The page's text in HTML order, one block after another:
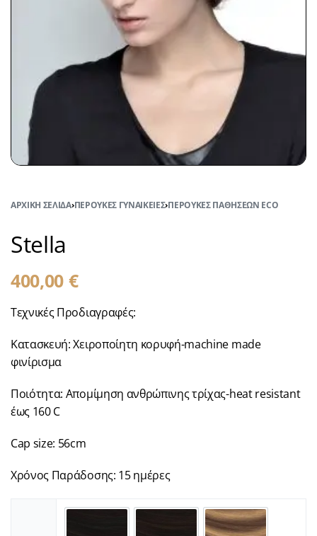
ΑΡΧΙΚΉ ΣΕΛΊΔΑ›ΠΕΡΟΎΚΕΣ ΓΥΝΑΙΚΕΊΕΣ›ΠΕΡΟΎΚΕΣ ΠΑΘΉΣΕΩΝ ECO
Stella
400,00 €
Τεχνικές Προδιαγραφές:
Κατασκευή: Χειροποίητη κορυφή-machine made
φινίρισμα
Ποιότητα: Απομίμηση ανθρώπινης τρίχας-heat resistant
έως 160 C
Cap size: 56cm
Χρόνος Παράδοσης: 15 ημέρες